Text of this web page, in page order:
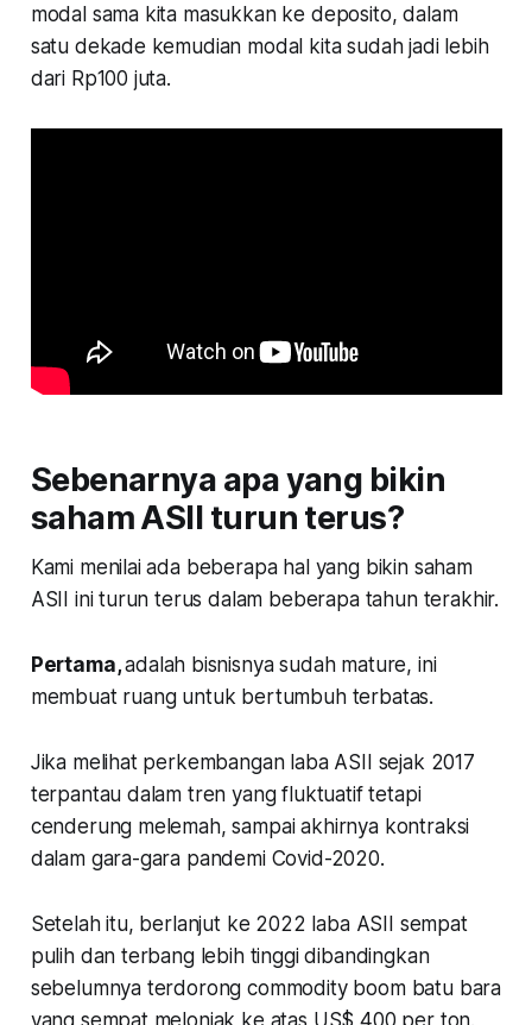
modal sama kita masukkan ke deposito, dalam
satu dekade kemudian modal kita sudah jadi lebih
dari Rp100 juta.
Sebenarnya apa yang bikin
saham ASII turun terus?
Kami menilai ada beberapa hal yang bikin saham
ASII ini turun terus dalam beberapa tahun terakhir.
Pertama,adalah bisnisnya sudah mature, ini
membuat ruang untuk bertumbuh terbatas.
Jika melihat perkembangan laba ASII sejak 2017
terpantau dalam tren yang fluktuatif tetapi
cenderung melemah, sampai akhirnya kontraksi
dalam gara-gara pandemi Covid-2020.
Setelah itu, berlanjut ke 2022 laba ASII sempat
pulih dan terbang lebih tinggi dibandingkan
sebelumnya terdorong commodity boom batu bara
yang sempat melonjak ke atas US$ 400 per ton.